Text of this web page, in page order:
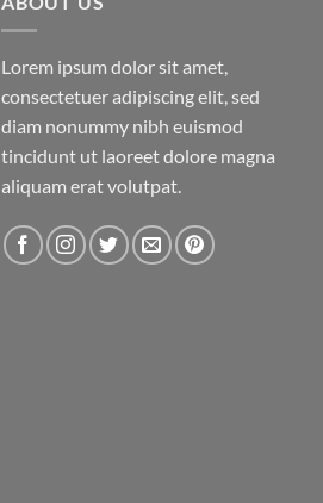
Lorem ipsum dolor sit amet,
consectetuer adipiscing elit, sed
diam nonummy nibh euismod
tincidunt ut laoreet dolore magna
aliquam erat volutpat.